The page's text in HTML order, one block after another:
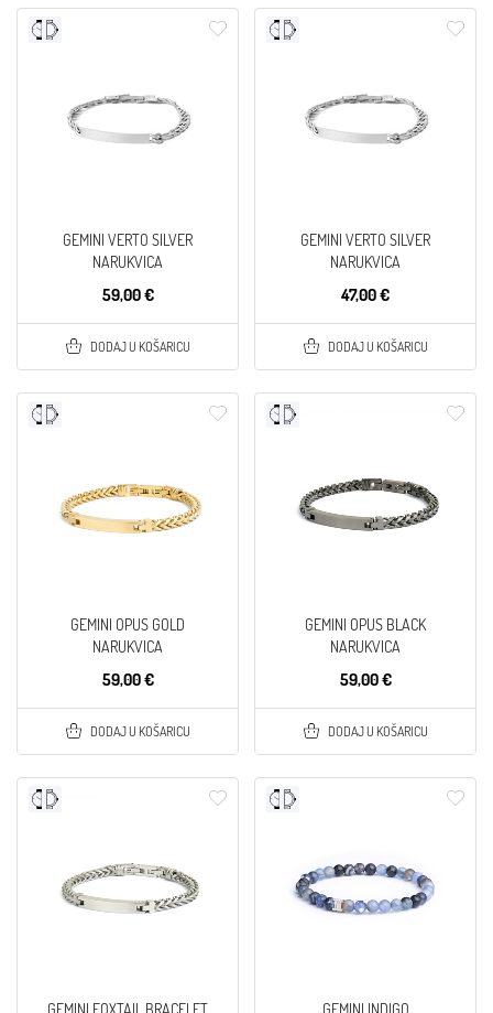
GEMINI VERTO SILVER
NARUKVICA
59,00 €
DODAJ U KOŠARICU
GEMINI VERTO SILVER
NARUKVICA
47,00 €
DODAJ U KOŠARICU
GEMINI OPUS GOLD
NARUKVICA
59,00 €
DODAJ U KOŠARICU
GEMINI OPUS BLACK
NARUKVICA
59,00 €
DODAJ U KOŠARICU
GEMINI FOXTAIL BRACELET GEMINI INDIGO